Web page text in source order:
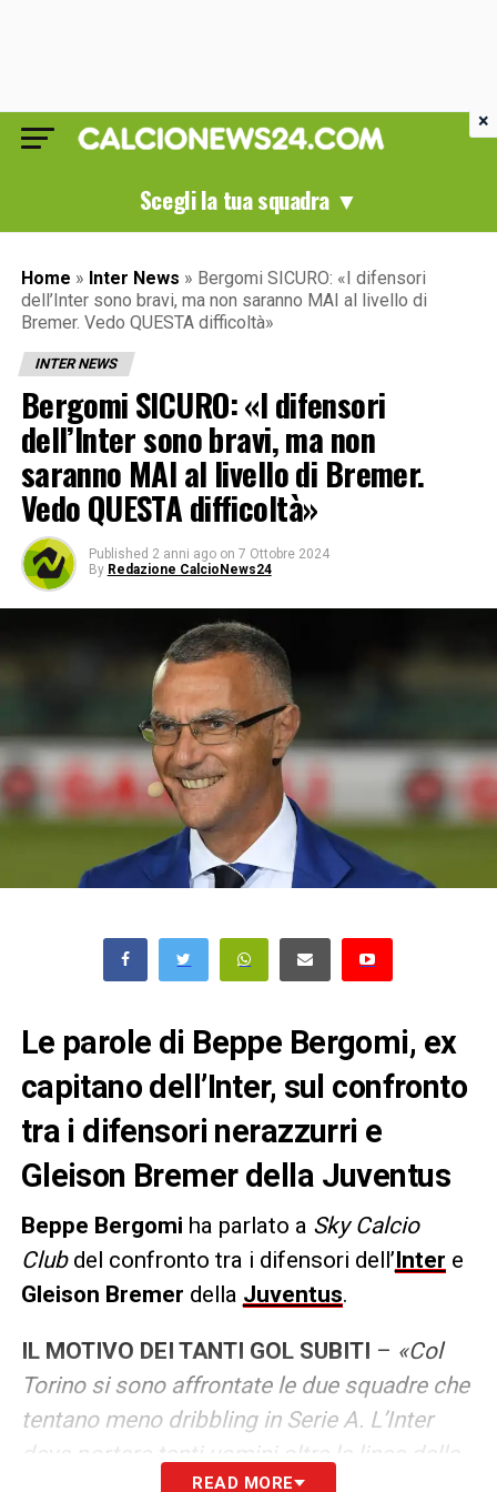
Scegli la tua squadra ▼
Home » Inter News » Bergomi SICURO: «I difensori
dell’Inter sono bravi, ma non saranno MAI al livello di
Bremer. Vedo QUESTA difficoltà»
INTER NEWS
Bergomi SICURO: «I difensori
dell’Inter sono bravi, ma non
saranno MAI al livello di Bremer.
Vedo QUESTA difficoltà»
Published 2 anni ago on 7 Ottobre 2024
By Redazione CalcioNews24
Le parole di Beppe Bergomi, ex
capitano dell’Inter, sul confronto
tra i difensori nerazzurri e
Gleison Bremer della Juventus
Beppe Bergomi ha parlato a Sky Calcio
Clubdel confronto tra i difensori dell’Inter e
Gleison Bremer della Juventus.
IL MOTIVO DEI TANTI GOL SUBITI – «Col
Torino si sono affrontate le due squadre che
tentano meno dribbling in Serie A. L’Inter
deve portare tanti uomini oltre la linea della
READ MORE
×